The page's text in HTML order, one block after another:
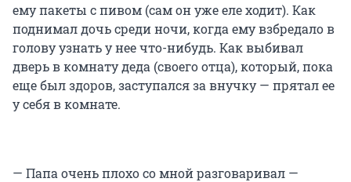
ему пакеты с пивом (сам он уже еле ходит). Как
поднимал дочь среди ночи, когда ему взбредало в
голову узнать у нее что-нибудь. Как выбивал
дверь в комнату деда (своего отца), который, пока
еще был здоров, заступался за внучку — прятал ее
у себя в комнате.
— Папа очень плохо со мной разговаривал —